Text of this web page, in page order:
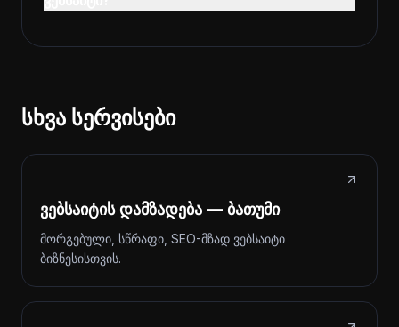
სხვა სერვისები
ვებსაიტის დამზადება — ბათუმი
მორგებული, სწრაფი, SEO-მზად ვებსაიტი
ბიზნესისთვის.